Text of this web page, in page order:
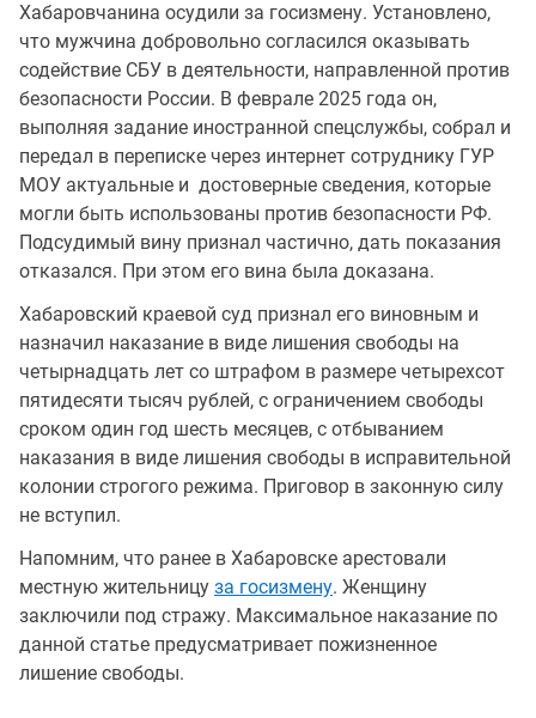
Хабаровчанина осудили за госизмену. Установлено,
что мужчина добровольно согласился оказывать
содействие СБУ в деятельности, направленной против
безопасности России. В феврале 2025 года он,
выполняя задание иностранной спецслужбы, собрал и
передал в переписке через интернет сотруднику ГУР
МОУ актуальные и достоверные сведения, которые
могли быть использованы против безопасности РФ.
Подсудимый вину признал частично, дать показания
отказался. При этом его вина была доказана.
Хабаровский краевой суд признал его виновным и
назначил наказание в виде лишения свободы на
четырнадцать лет со штрафом в размере четырехсот
пятидесяти тысяч рублей, с ограничением свободы
сроком один год шесть месяцев, с отбыванием
наказания в виде лишения свободы в исправительной
колонии строгого режима. Приговор в законную силу
не вступил.
Напомним, что ранее в Хабаровске арестовали
местную жительницу за госизмену. Женщину
заключили под стражу. Максимальное наказание по
данной статье предусматривает пожизненное
лишение свободы.